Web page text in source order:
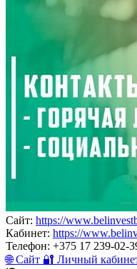
Сайт: https://
Кабинет: https://
Телефон: +375 17 239-02-
🌐 Сайт 🔐 Личный